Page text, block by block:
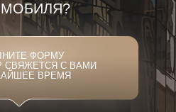
ФОРМУ
СВЯЖЕТСЯ С ВАМИ
ВРЕМЯ